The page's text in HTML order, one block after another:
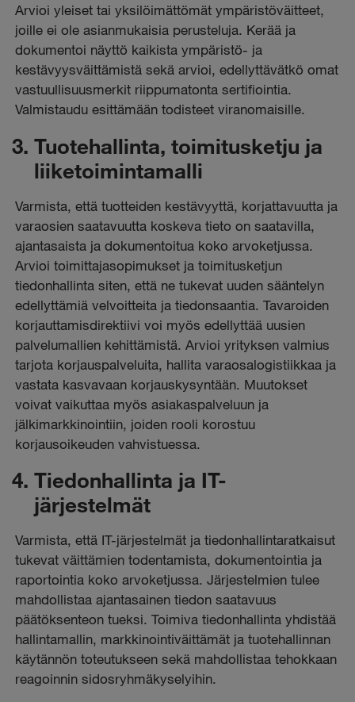
Arvioi yleiset tai yksilöimättömät ympäristöväitteet,
joille ei ole asianmukaisia perusteluja. Kerää ja
dokumentoi näyttö kaikista ympäristö- ja
kestävyysväittämistä sekä arvioi, edellyttävätkö omat
vastuullisuusmerkit riippumatonta sertifiointia.
Valmistaudu esittämään todisteet viranomaisille.
Tuotehallinta, toimitusketju ja
liiketoimintamalli
Varmista, että tuotteiden kestävyyttä, korjattavuutta ja
varaosien saatavuutta koskeva tieto on saatavilla,
ajantasaista ja dokumentoitua koko arvoketjussa.
Arvioi toimittajasopimukset ja toimitusketjun
tiedonhallinta siten, että ne tukevat uuden sääntelyn
edellyttämiä velvoitteita ja tiedonsaantia. Tavaroiden
korjauttamisdirektiivi voi myös edellyttää uusien
palvelumallien kehittämistä. Arvioi yrityksen valmius
tarjota korjauspalveluita, hallita varaosalogistiikkaa ja
vastata kasvavaan korjauskysyntään. Muutokset
voivat vaikuttaa myös asiakaspalveluun ja
jälkimarkkinointiin, joiden rooli korostuu
korjausoikeuden vahvistuessa.
Tiedonhallinta ja IT-
järjestelmät
Varmista, että IT-järjestelmät ja tiedonhallintaratkaisut
tukevat väittämien todentamista, dokumentointia ja
raportointia koko arvoketjussa. Järjestelmien tulee
mahdollistaa ajantasainen tiedon saatavuus
päätöksenteon tueksi. Toimiva tiedonhallinta yhdistää
hallintamallin, markkinointiväittämät ja tuotehallinnan
käytännön toteutukseen sekä mahdollistaa tehokkaan
reagoinnin sidosryhmäkyselyihin.